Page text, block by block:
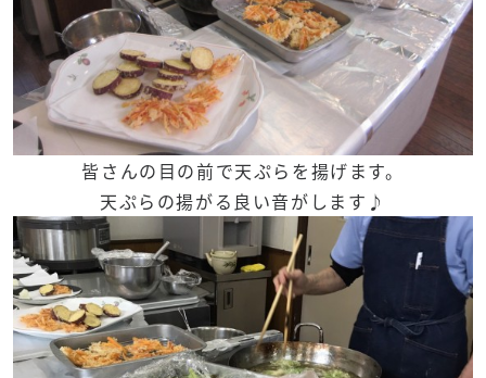
皆さんの目の前で天ぷらを揚げます。
天ぷらの揚がる良い音がします♪